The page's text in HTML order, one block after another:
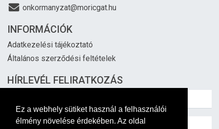
Ez a webhely sütiket használ a felhasználói
élmény növelése érdekében. Az oldal
onkormanyzat@moricgat.hu
INFORMÁCIÓK
Adatkezelési tájékoztató
Általános szerződési feltételek
HÍRLEVÉL FELIRATKOZÁS